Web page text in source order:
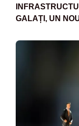
GALAȚI, UN